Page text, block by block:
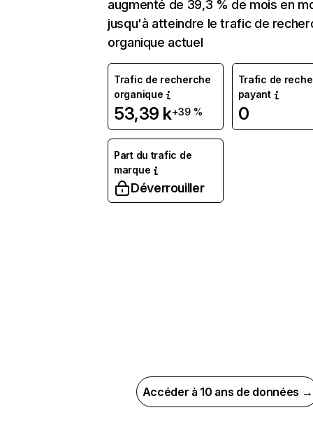
augmenté de 39,3 % de mois en
jusqu'à atteindre le trafic de
organique actuel
Trafic de recherche
organique
53,39 k+39 %
Trafic de
payant
0
Part du trafic de
marque
Déverrouiller
Accéder à 10 ans de données →